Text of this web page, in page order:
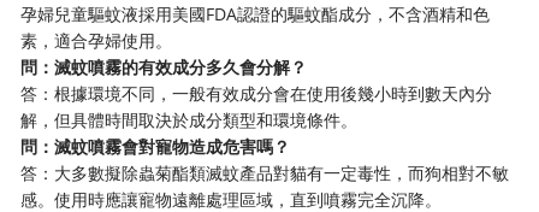
孕婦兒童驅蚊液採用美國FDA認證的驅蚊酯成分，不含酒精和色
素，適合孕婦使用。
問：滅蚊噴霧的有效成分多久會分解？
答：根據環境不同，一般有效成分會在使用後幾小時到數天內分
解，但具體時間取決於成分類型和環境條件。
問：滅蚊噴霧會對寵物造成危害嗎？
答：大多數擬除蟲菊酯類滅蚊產品對貓有一定毒性，而狗相對不敏
感。使用時應讓寵物遠離處理區域，直到噴霧完全沉降。